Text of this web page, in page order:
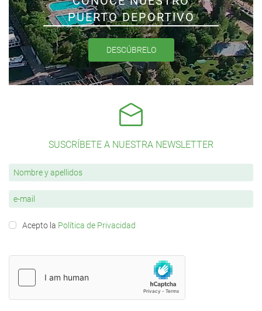
PUERTO DEPORTIVO
DESCÚBRELO
SUSCRÍBETE A NUESTRA NEWSLETTER
Acepto la Política de Privacidad